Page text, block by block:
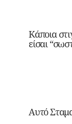
Κάποια
είσαι
Αυτό